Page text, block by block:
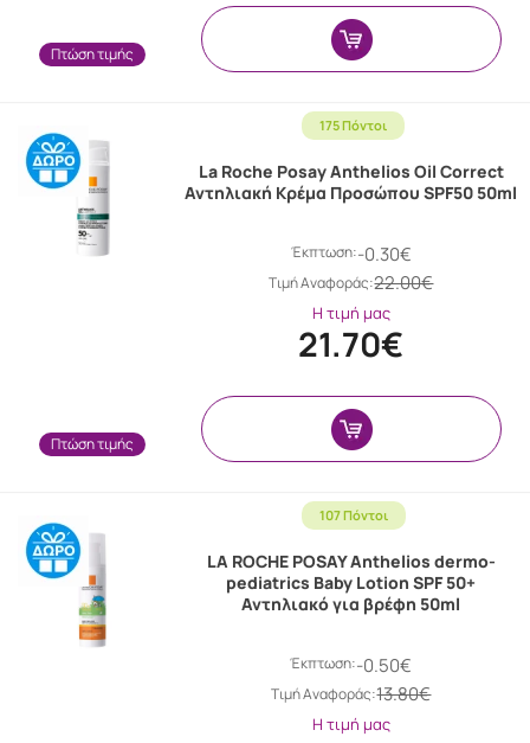
Πτώση τιμής
175 Πόντοι
Πτώση τιμής
La Roche Posay Anthelios Oil Correct
Αντηλιακή Κρέμα Προσώπου SPF50 50ml
Έκπτωση:-0.30€
Tιμή Αναφοράς:22.00€
Η τιμή μας
21.70€
107 Πόντοι
LA ROCHE POSAY Anthelios dermo-
pediatrics Baby Lotion SPF 50+
Αντηλιακό για βρέφη 50ml
Έκπτωση:-0.50€
Tιμή Αναφοράς:13.80€
Η τιμή μας